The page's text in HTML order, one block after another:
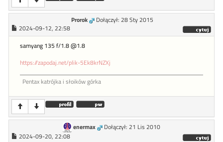
Prorok
Dołączył: 28 Sty 2015
2024-09-12, 22:58
samyang 135 f/1.8 @1.8
https://zapodaj.net/plik-5Ek8krNZXj
Pentax katrójka i słoików górka
enermax
Dołączył: 21 Lis 2010
2024-09-20, 22:08